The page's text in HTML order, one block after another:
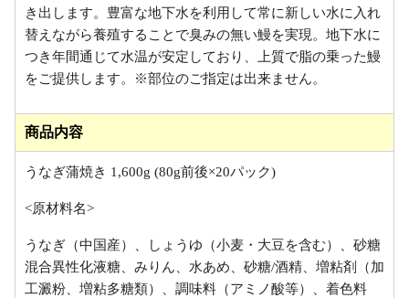
き出します。豊富な地下水を利用して常に新しい水に入れ
替えながら養殖することで臭みの無い鰻を実現。地下水に
つき年間通じて水温が安定しており、上質で脂の乗った鰻
をご提供します。※部位のご指定は出来ません。
商品内容
うなぎ蒲焼き 1,600g (80g前後×20パック)
<原材料名>
うなぎ（中国産）、しょうゆ（小麦・大豆を含む）、砂糖
混合異性化液糖、みりん、水あめ、砂糖/酒精、増粘剤（加
工澱粉、増粘多糖類）、調味料（アミノ酸等）、着色料